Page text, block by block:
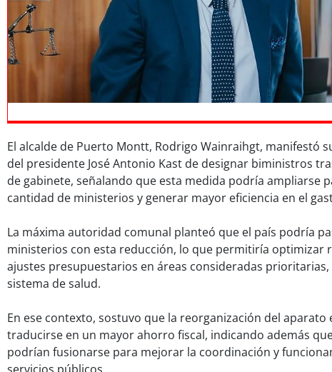
El alcalde de Puerto Montt, Rodrigo Wainraihgt, manifestó
del presidente José Antonio Kast de designar biministros
de gabinete, señalando que esta medida podría ampliarse
cantidad de ministerios y generar mayor eficiencia en el
La máxima autoridad comunal planteó que el país podría
ministerios con esta reducción, lo que permitiría optimizar
ajustes presupuestarios en áreas consideradas prioritarias,
sistema de salud.
En ese contexto, sostuvo que la reorganización del aparato
traducirse en un mayor ahorro fiscal, indicando además
podrían fusionarse para mejorar la coordinación y